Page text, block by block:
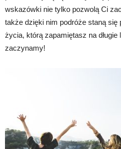
wskazówki nie tylko pozwolą Ci
także dzięki nim podróże staną się
życia, którą zapamiętasz na
zaczynamy!